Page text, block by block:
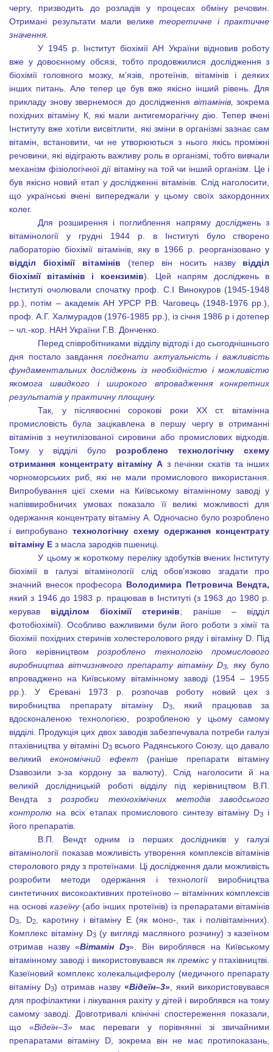
чергу, призводить до розладів у процесах обміну речовин.
Отримані результати мали великетеоретичне і практичне
значення
У 1945 р. Інститут біохімії АН України відновив роботу
вже у довоєнному обсязі, тобто продовжилися дослідження з
біохімії головного мозку, м’язів, протеїнів, вітамінів і деяких
інших питань. Але тепер це був вже якісно інший рівень. Для
прикладу знову звернемося до дослідження вітамінів, зокрема
похідних вітаміну К, які мали антигеморагічну дію. Тепер вчені
Інституту вже хотіли висвітлити, які зміни в організмі зазнає сам
вітамін, встановити, чи не утворюються з нього якісь проміжні
речовини, які відіграють важливу роль в організмі, тобто вивчали
механізм фізіологічної дії вітаміну на той чи інший організм. Це і
був якісно новий етап у дослідженні вітамінів. Слід наголосити,
що українські вчені випереджали у цьому своїх закордонних
колег.
Для розширення і поглиблення напряму досліджень з
вітамінології у грудні 1944 р. в Інституті було створено
лабораторію біохімії вітамінів, яку в 1966 р. реорганізовано у
відділ біохімії вітамінів (тепер він носить назву відділ
біохімії вітамінів і коензимів). Цей напрям досліджень в
Інституті очолювали спочатку проф. С.І Винокуров (1945-1948
рр.), потім – академік АН УРСР Р.В. Чаговець (1948-1976 рр.),
проф. А.Г. Халмурадов (1976-1985 рр.), із січня 1986 р і дотепер
– чл.-кор. НАН України Г.В. Донченко.
Перед співробітниками відділу відтоді і до сьогоднішнього
дня постало завданняпоєднати актуальність і важливість
фундаментальних досліджень із необхідністю і можливістю
якомога швидкого і широкого впровадження конкретних
результатів у практичну площину.
Так, у післявоєнні сорокові роки ХХ ст. вітамінна
промисловість була зацікавлена в першу чергу в отриманні
вітамінів з неутилізованої сировини або промислових відходів.
Тому у відділі було розроблено технологічну схему
отримання концентрату вітаміну А з печінки скатів та інших
чорноморських риб, які не мали промислового використання.
Випробування цієї схеми на Київському вітамінному заводі у
напіввиробничих умовах показало її великі можливості для
одержання концентрату вітаміну А. Одночасно було розроблено
і випробуванотехнологічну схему одержання концентрату
вітаміну Е з масла зародків пшениці.
У цьому ж короткому переліку здобутків вчених Інституту
біохімії в галузі вітамінології слід обов’язково згадати про
значний внесок професора Володимира Петровича Вендта,
який з 1946 до 1983 р. працював в Інституті (з 1963 до 1980 р.
керував відділом біохімії стеринів; раніше – відділ
фотобіохімії). Особливо важливими були його роботи з хімії та
біохімії похідних стеринів холестеролового ряду і вітаміну D. Під
його керівництвомрозроблено технологію промислового
виробництва вітчизняного препарату вітамінуD3 ,яку було
впроваджено на Київському вітамінному заводі (1954 – 1955
рр.). У Єревані 1973 р. розпочав роботу новий цех з
виробництва препарату вітаміну D3, який працював за
вдосконаленою технологією, розробленою у цьому самому
відділі. Продукція цих двох заводів забезпечувала потреби галузі
птахівництва у вітаміні D3всього Радянського Союзу, що давало
великийекономічний ефект (раніше препарати вітаміну
Dзавозили з-за кордону за валюту). Слід наголосити й на
великій дослідницькій роботі відділу під керівництвом В.П.
Вендта з розробки
технохімічних методів заводського
контролю на всіх етапах промислового синтезу вітаміну D3
і
його препаратів.
В.П. Вендт одним із перших дослідників у галузі
вітамінології показав можливість утворення комплексів вітамінів
стеролового ряду з протеїнами. Ці дослідження дали можливість
розробити методи одержання і технології виробництва
синтетичних високоактивних протеїново – вітамінних комплексів
на основі казеїну (або інших протеїнів) із препаратами вітамінів
D3 D2, каротину і вітаміну Е (як моно-, так і полівітамінних).
Комплекс вітаміну D3(у вигляді масляного розчину) з казеїном
отримав назву «Вітамін D3». Він вироблявся на Київському
вітамінному заводі і використовувався як преміксу птахівництві.
Казеїновий комплекс холекальциферолу (медичного препарату
вітаміну D3) отримав назву «Відеїн–3», який використовувався
для профілактики і лікування рахіту у дітей і вироблявся на тому
самому заводі. Довготривалі клінічні спостереження показали,
що «Відеїн–3»має переваги у порівнянні зі звичайними
препаратами вітаміну D , зокрема він не має протипоказань,